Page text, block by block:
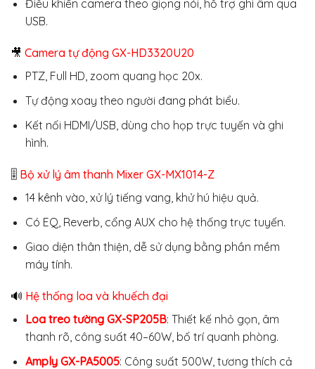
Điều khiển camera theo giọng nói, hỗ trợ ghi âm qua
USB.
🎥 Camera tự động GX-HD3320U20
PTZ, Full HD, zoom quang học 20x.
Tự động xoay theo người đang phát biểu.
Kết nối HDMI/USB, dùng cho họp trực tuyến và ghi
hình.
🎚 Bộ xử lý âm thanh Mixer GX-MX1014-Z
14 kênh vào, xử lý tiếng vang, khử hú hiệu quả.
Có EQ, Reverb, cổng AUX cho hệ thống trực tuyến.
Giao diện thân thiện, dễ sử dụng bằng phần mềm
máy tính.
🔊 Hệ thống loa và khuếch đại
Loa treo tường GX-SP205B: Thiết kế nhỏ gọn, âm
thanh rõ, công suất 40–60W, bố trí quanh phòng.
Amply GX-PA5005: Công suất 500W, tương thích cả